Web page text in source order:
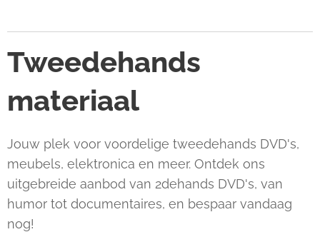
Tweedehands
materiaal
Jouw plek voor voordelige tweedehands DVD's,
meubels, elektronica en meer. Ontdek ons
uitgebreide aanbod van 2dehands DVD's, van
humor tot documentaires, en bespaar vandaag
nog!